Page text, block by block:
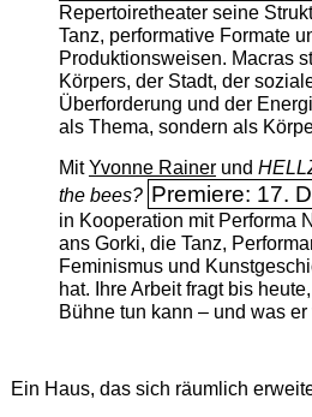
Repertoiretheater seine
Tanz, performative Formate
Produktionsweisen. Macras
Körpers, der Stadt, der
Überforderung und der
als Thema, sondern als
MitYvonne Rainerund
the bees? Premiere: 17.
in Kooperation mit Performa
ans Gorki, die Tanz,
Feminismus und
hat. Ihre Arbeit fragt bis
Bühne tun kann – und was
Ein Haus, das sich räumlich